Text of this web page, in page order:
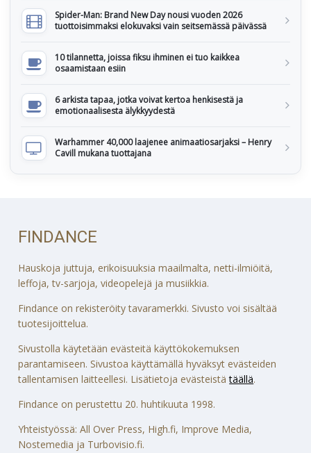
Spider-Man: Brand New Day nousi vuoden 2026
tuottoisimmaksi elokuvaksi vain seitsemässä päivässä
10 tilannetta, joissa fiksu ihminen ei tuo kaikkea
osaamistaan esiin
6 arkista tapaa, jotka voivat kertoa henkisestä ja
emotionaalisesta älykkyydestä
Warhammer 40,000 laajenee animaatiosarjaksi – Henry
Cavill mukana tuottajana
FINDANCE
Hauskoja juttuja, erikoisuuksia maailmalta, netti-ilmiöitä,
leffoja, tv-sarjoja, videopelejä ja musiikkia.
Findance on rekisteröity tavaramerkki. Sivusto voi sisältää
tuotesijoittelua.
Sivustolla käytetään evästeitä käyttökokemuksen
parantamiseen. Sivustoa käyttämällä hyväksyt evästeiden
tallentamisen laitteellesi. Lisätietoja evästeistätäällä.
Findance on perustettu 20. huhtikuuta 1998.
Yhteistyössä: All Over Press, High.fi, Improve Media,
Nostemedia ja Turbovisio.fi.